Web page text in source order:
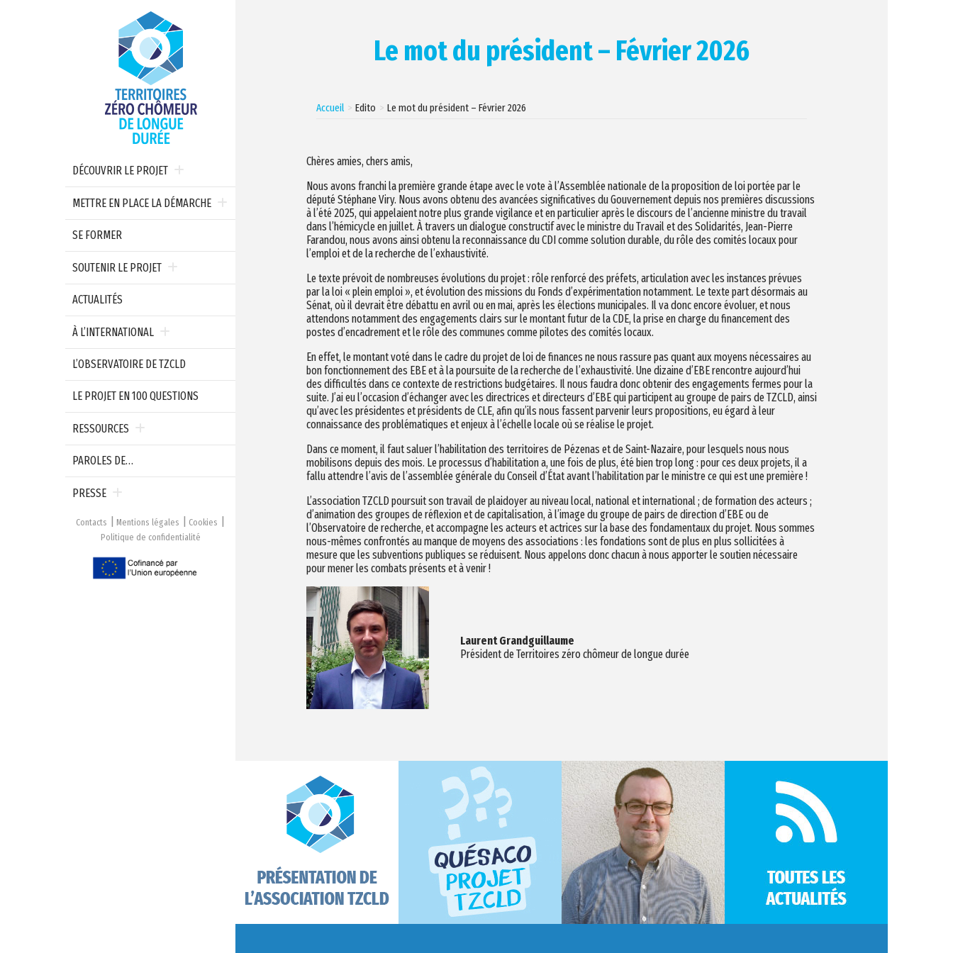
DÉCOUVRIR LE PROJET
METTRE EN PLACE LA DÉMARCHE
SE FORMER
SOUTENIR LE PROJET
ACTUALITÉS
À L’INTERNATIONAL
L’OBSERVATOIRE DE TZCLD
LE PROJET EN 100 QUESTIONS
RESSOURCES
PAROLES DE…
PRESSE
Contacts Mentions légales
Cookies
Politique de confidentialité
Le mot du président – Février 2026
Accueil Edito Le mot du président – Février 2026
Chères amies, chers amis,
Nous avons franchi la première grande étape avec le vote à l’Assemblée nationale de la proposition de loi portée par le
député Stéphane Viry. Nous avons obtenu des avancées significatives du Gouvernement depuis nos premières discussions
à l’été 2025, qui appelaient notre plus grande vigilance et en particulier après le discours de l’ancienne ministre du travail
dans l’hémicycle en juillet. À travers un dialogue constructif avec le ministre du Travail et des Solidarités, Jean-Pierre
Farandou, nous avons ainsi obtenu la reconnaissance du CDI comme solution durable, du rôle des comités locaux pour
l’emploi et de la recherche de l’exhaustivité.
Le texte prévoit de nombreuses évolutions du projet : rôle renforcé des préfets, articulation avec les instances prévues
par la loi « plein emploi », et évolution des missions du Fonds d’expérimentation notamment. Le texte part désormais au
Sénat, où il devrait être débattu en avril ou en mai, après les élections municipales. Il va donc encore évoluer, et nous
attendons notamment des engagements clairs sur le montant futur de la CDE, la prise en charge du financement des
postes d’encadrement et le rôle des communes comme pilotes des comités locaux.
En effet, le montant voté dans le cadre du projet de loi de finances ne nous rassure pas quant aux moyens nécessaires au
bon fonctionnement des EBE et à la poursuite de la recherche de l’exhaustivité. Une dizaine d’EBE rencontre aujourd’hui
des difficultés dans ce contexte de restrictions budgétaires. Il nous faudra donc obtenir des engagements fermes pour la
suite. J’ai eu l’occasion d’échanger avec les directrices et directeurs d’EBE qui participent au groupe de pairs de TZCLD, ainsi
qu’avec les présidentes et présidents de CLE, afin qu’ils nous fassent parvenir leurs propositions, eu égard à leur
connaissance des problématiques et enjeux à l’échelle locale où se réalise le projet.
Dans ce moment, il faut saluer l’habilitation des territoires de Pézenas et de Saint-Nazaire, pour lesquels nous nous
mobilisons depuis des mois. Le processus d’habilitation a, une fois de plus, été bien trop long : pour ces deux projets, il a
fallu attendre l’avis de l’assemblée générale du Conseil d’État avant l’habilitation par le ministre ce qui est une première !
L’association TZCLD poursuit son travail de plaidoyer au niveau local, national et international ; de formation des acteurs ;
d’animation des groupes de réflexion et de capitalisation, à l’image du groupe de pairs de direction d’EBE ou de
l’Observatoire de recherche, et accompagne les acteurs et actrices sur la base des fondamentaux du projet. Nous sommes
nous-mêmes confrontés au manque de moyens des associations : les fondations sont de plus en plus sollicitées à
mesure que les subventions publiques se réduisent. Nous appelons donc chacun à nous apporter le soutien nécessaire
pour mener les combats présents et à venir !
Laurent Grandguillaume
Président de Territoires zéro chômeur de longue durée